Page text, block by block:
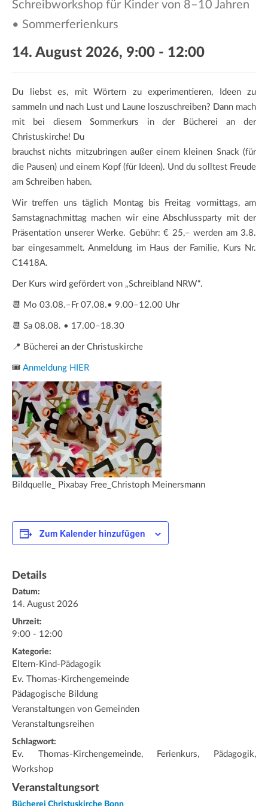
a
Schreibworkshop für Kinder von 8–10 Jahren
• Sommerferienkurs
14. August 2026, 9:00 - 12:00
Du liebst es, mit Wörtern zu experimentieren, Ideen zu
sammeln und nach Lust und Laune loszuschreiben? Dann mach
mit bei diesem Sommerkurs in der Bücherei an der
Christuskirche! Du
brauchst nichts mitzubringen außer einem kleinen Snack (für
die Pausen) und einem Kopf (für Ideen). Und du solltest Freude
am Schreiben haben.
Wir treffen uns täglich Montag bis Freitag vormittags, am
Samstagnachmittag machen wir eine Abschlussparty mit der
Präsentation unserer Werke. Gebühr: € 25,– werden am 3.8.
bar eingesammelt. Anmeldung im Haus der Familie, Kurs Nr.
C1418A.
Der Kurs wird gefördert von „Schreibland NRW“.
📆 Mo 03.08.–Fr 07.08.• 9.00–12.00 Uhr
📆 Sa 08.08. • 17.00–18.30
📍 Bücherei an der Christuskirche
🎟️ Anmeldung HIER
Bildquelle_ Pixabay Free_Christoph Meinersmann
Zum Kalender hinzufügen
Details
Datum:
14. August 2026
Uhrzeit:
9:00 - 12:00
Kategorie:
Eltern-Kind-Pädagogik
Ev. Thomas-Kirchengemeinde
Pädagogische Bildung
Veranstaltungen von Gemeinden
Veranstaltungsreihen
Schlagwort:
Ev. Thomas-Kirchengemeinde, Ferienkurs, Pädagogik,
Workshop
Veranstaltungsort
Bücherei Christuskirche Bonn